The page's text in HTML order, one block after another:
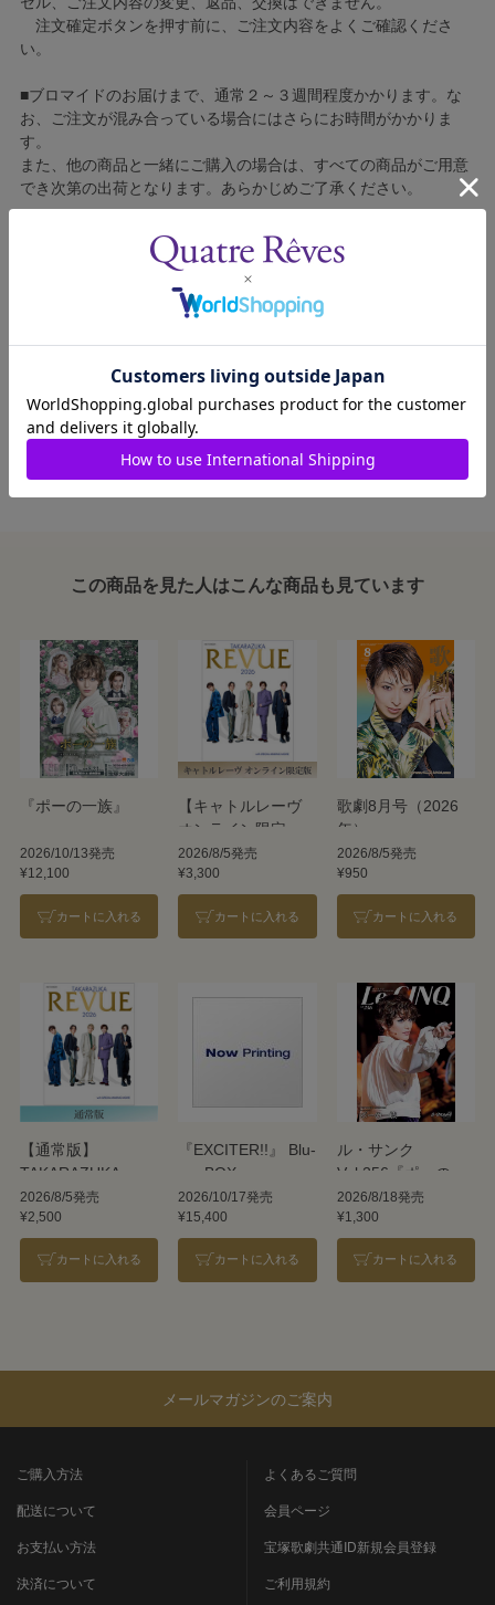
注文確定ボタンを押す前に、ご注文内容をよくご確認くださ
い。
■ブロマイドのお届けまで、通常２～３週間程度かかります。な
お、ご注文が混み合っている場合にはさらにお時間がかかりま
す。
また、他の商品と一緒にご購入の場合は、すべての商品がご用意
でき次第の出荷となります。あらかじめご了承ください。
■コンビニ決済をご利用の場合はご入金確認後の製造となりま
■ブロマイドの個包装はしておりません。
■ブロマイドに不良がございましたら、良品と交換いたしますの
で、お手数ですが弊社カスタマーセンターへご連絡ください。
1305113-007
この商品を見た人はこんな商品も見ています
『ポーの一族』
2026/10/13発売
¥12,100
カートに入れる
【キャトルレーヴ
オンライン限定
版】TAKARAZUKA
REVUE 2026
2026/8/5発売
¥3,300
カートに入れる
歌劇8月号（2026
年）
2026/8/5発売
¥950
カートに入れる
【通常版】
TAKARAZUKA
REVUE 2026
2026/8/5発売
¥2,500
カートに入れる
『EXCITER!!』 Blu-
ray BOX
2026/10/17発売
¥15,400
カートに入れる
ル・サンク
Vol.256『ポーの一
族』＜雪組＞
2026/8/18発売
¥1,300
カートに入れる
メールマガジンのご案内
ご購入方法
配送について
お支払い方法
決済について
よくあるご質問
会員ページ
宝塚歌劇共通ID新規会員登録
ご利用規約